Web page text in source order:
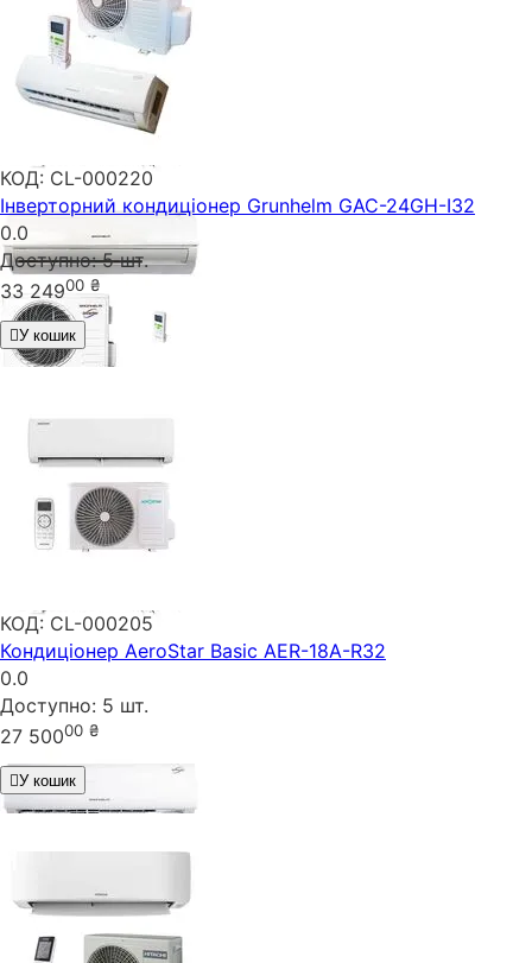
КОД: CL-000220
Інверторний кондиціонер Grunhelm GAC-24GH-I32
0.0
Доступно: 5 шт.
33 24900 ₴
У кошик
КОД: CL-000205
Кондиціонер AeroStar Basic AER-18A-R32
0.0
Доступно: 5 шт.
27 50000 ₴
У кошик